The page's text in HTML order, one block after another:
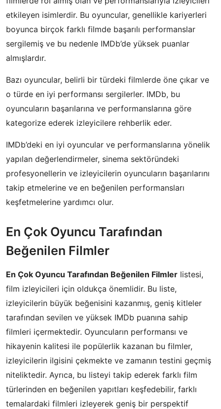
etkileyen isimlerdir. Bu oyuncular, genellikle kariyerleri
boyunca birçok farklı filmde başarılı performanslar
sergilemiş ve bu nedenle IMDb’de yüksek puanlar
almışlardır.
Bazı oyuncular, belirli bir türdeki filmlerde öne çıkar ve
o türde en iyi performansı sergilerler. IMDb, bu
oyuncuların başarılarına ve performanslarına göre
kategorize ederek izleyicilere rehberlik eder.
IMDb’deki en iyi oyuncular ve performanslarına yönelik
yapılan değerlendirmeler, sinema sektöründeki
profesyonellerin ve izleyicilerin oyuncuların başarılarını
takip etmelerine ve en beğenilen performansları
keşfetmelerine yardımcı olur.
En Çok Oyuncu Tarafından
Beğenilen Filmler
En Çok Oyuncu Tarafından Beğenilen Filmler listesi,
film izleyicileri için oldukça önemlidir. Bu liste,
izleyicilerin büyük beğenisini kazanmış, geniş kitleler
tarafından sevilen ve yüksek IMDb puanına sahip
filmleri içermektedir. Oyuncuların performansı ve
hikayenin kalitesi ile popülerlik kazanan bu filmler,
izleyicilerin ilgisini çekmekte ve zamanın testini geçmiş
niteliktedir. Ayrıca, bu listeyi takip ederek farklı film
türlerinden en beğenilen yapıtları keşfedebilir, farklı
temalardaki filmleri izleyerek geniş bir perspektif